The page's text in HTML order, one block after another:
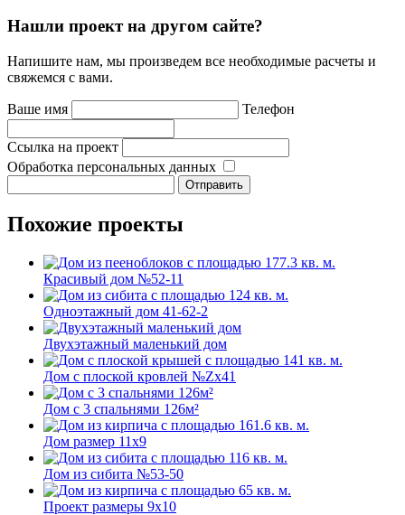
Нашли проект на другом сайте?
Напишите нам, мы произведем все необходимые расчеты и
свяжемся с вами.
Ваше имя Телефон
Ссылка на проект
Обработка персональных данных
Похожие проекты
Красивый дом №52-11
Одноэтажный дом 41-62-2
Двухэтажный маленький дом
Дом с плоской кровлей №Zx41
Дом с 3 спальнями 126м²
Дом размер 11x9
Дом из сибита №53-50
Проект размеры 9x10